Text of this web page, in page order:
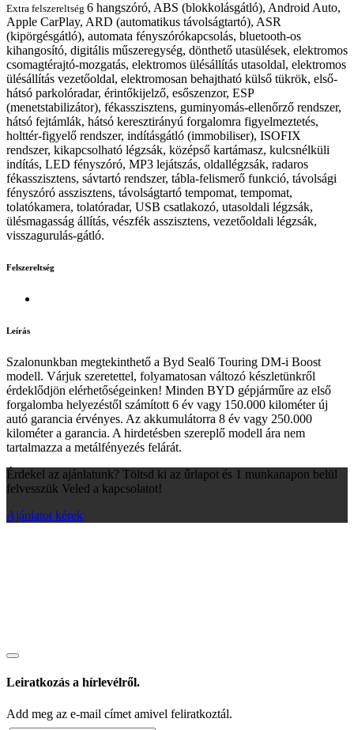
Extra felszereltség 6 hangszóró, ABS (blokkolásgátló), Android Auto,
Apple CarPlay, ARD (automatikus távolságtartó), ASR
(kipörgésgátló), automata fényszórókapcsolás, bluetooth-os
kihangosító, digitális műszeregység, dönthető utasülések, elektromos
csomagtérajtó-mozgatás, elektromos ülésállítás utasoldal, elektromos
ülésállítás vezetőoldal, elektromosan behajtható külső tükrök, első-
hátsó parkolóradar, érintőkijelző, esőszenzor, ESP
(menetstabilizátor), fékasszisztens, guminyomás-ellenőrző rendszer,
hátsó fejtámlák, hátsó keresztirányú forgalomra figyelmeztetés,
holttér-figyelő rendszer, indításgátló (immobiliser), ISOFIX
rendszer, kikapcsolható légzsák, középső kartámasz, kulcsnélküli
indítás, LED fényszóró, MP3 lejátszás, oldallégzsák, radaros
fékasszisztens, sávtartó rendszer, tábla-felismerő funkció, távolsági
fényszóró asszisztens, távolságtartó tempomat, tempomat,
tolatókamera, tolatóradar, USB csatlakozó, utasoldali légzsák,
ülésmagasság állítás, vészfék asszisztens, vezetőoldali légzsák,
visszagurulás-gátló.
Felszereltség
Leírás
Szalonunkban megtekinthető a Byd Seal6 Touring DM-i Boost
modell. Várjuk szeretettel, folyamatosan változó készletünkről
érdeklődjön elérhetőségeinken! Minden BYD gépjárműre az első
forgalomba helyezéstől számított 6 év vagy 150.000 kilométer új
autó garancia érvényes. Az akkumulátorra 8 év vagy 250.000
kilométer a garancia. A hirdetésben szereplő modell ára nem
tartalmazza a metálfényezés felárát.
Érdekel az ajánlatunk? Töltsd ki az űrlapot és 1 munkanapon belül
felvesszük Veled a kapcsolatot!
Ajánlatot kérek
Leiratkozás a hírlevélről.
Add meg az e-mail címet amivel feliratkoztál.